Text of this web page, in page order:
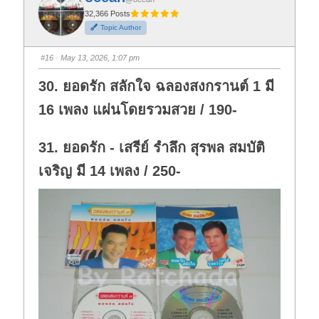
r
t
h
u
m
b
d
o
n
.
t
h
u
m
b
u
p
32,366 Posts
Topic Author
#16 · May 13, 2026, 1:07 pm
30. ยอดรัก สลักใจ ฉลองสงกรานต์ 1 มี
16 เพลง แผ่นโดยรวมสวย / 190-
31. ยอดรัก - เสรีย์ รำลึก สุรพล สมบัติ
เจริญ มี 14 เพลง / 250-